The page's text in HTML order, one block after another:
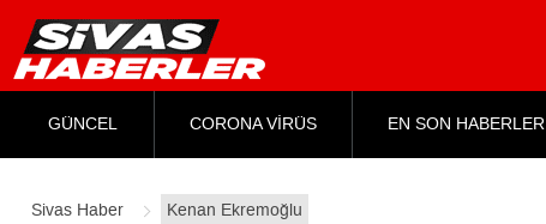
GÜNCEL CORONA VİRÜS EN SON HABERLER
Sivas Haber Kenan Ekremoğlu